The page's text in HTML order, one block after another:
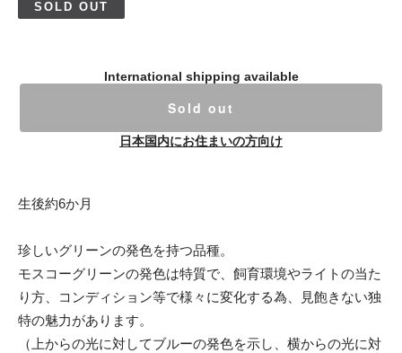
SOLD OUT
International shipping available
Sold out
日本国内にお住まいの方向け
生後約6か月
珍しいグリーンの発色を持つ品種。
モスコーグリーンの発色は特質で、飼育環境やライトの当た
り方、コンディション等で様々に変化する為、見飽きない独
特の魅力があります。
（上からの光に対してブルーの発色を示し、横からの光に対